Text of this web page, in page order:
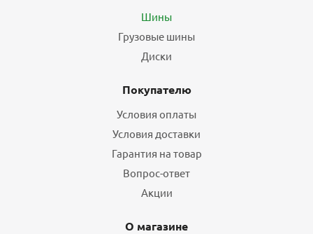
Шины
Грузовые шины
Диски
Покупателю
Условия оплаты
Условия доставки
Гарантия на товар
Вопрос-ответ
Акции
О магазине